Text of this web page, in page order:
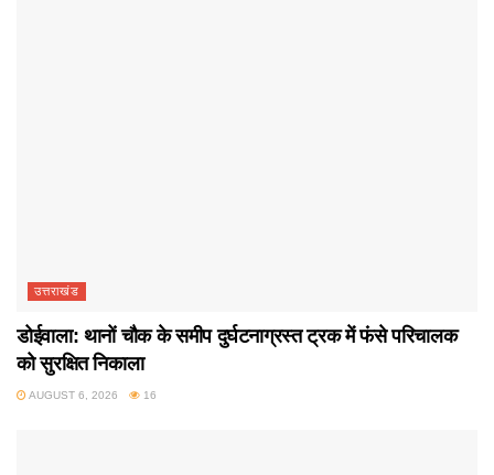
उत्तराखंड
डोईवाला: थानों चौक के समीप दुर्घटनाग्रस्त ट्रक में फंसे परिचालक
को सुरक्षित निकाला
AUGUST 6, 2026 16